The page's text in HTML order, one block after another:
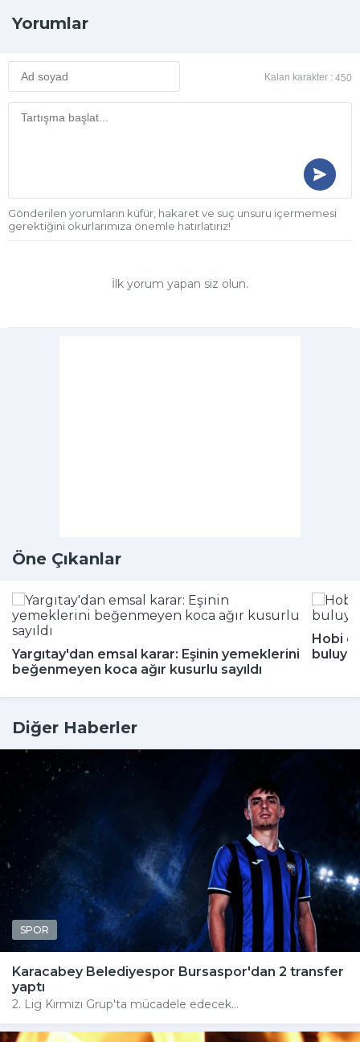
Yorumlar
Kalan karakter : 450
Gönderilen yorumların küfür, hakaret ve suç unsuru içermemesi
gerektiğini okurlarımıza önemle hatırlatırız!
İlk yorum yapan siz olun.
Öne Çıkanlar
Yargıtay'dan emsal karar: Eşinin yemeklerini
beğenmeyen koca ağır kusurlu sayıldı
Hobi
Diğer Haberler
SPOR
Karacabey Belediyespor Bursaspor'dan 2 transfer
yaptı
2. Lig Kırmızı Grup'ta mücadele edecek...